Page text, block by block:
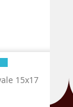
15x17
Sertie D'un